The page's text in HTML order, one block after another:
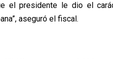
el presidente le dio el
aseguró el fiscal.